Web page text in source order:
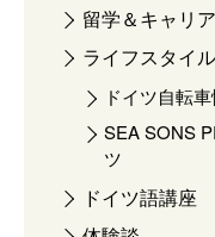
留学＆キャリア
ライフスタイル
ドイツ自転
SEA SONS
ツ
ドイツ語講座